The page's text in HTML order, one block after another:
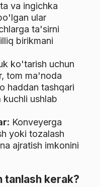
va ingichka
ular
ta'sirni
birikmani
ko'tarish uchun
tom ma'noda
haddan tashqari
kuchli ushlab
Konveyerga
yoki tozalash
ajratish imkonini
tanlash kerak?